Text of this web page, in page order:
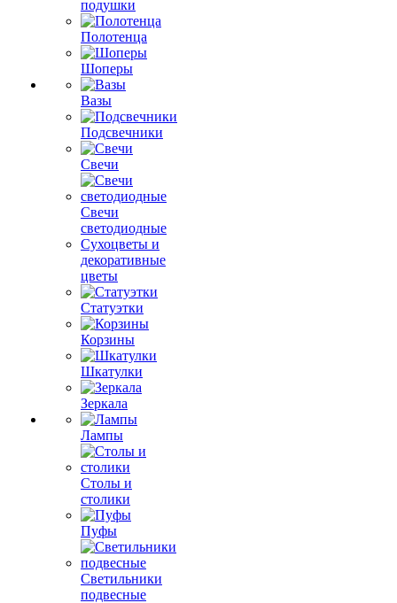
подушки
Полотенца
Шоперы
Вазы
Подсвечники
Свечи
Свечи
светодиодные
Сухоцветы и
декоративные
цветы
Статуэтки
Корзины
Шкатулки
Зеркала
Лампы
Столы и
столики
Пуфы
Светильники
подвесные